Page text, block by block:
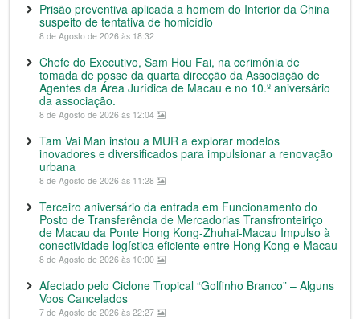
Prisão preventiva aplicada a homem do Interior da China
suspeito de tentativa de homicídio
8 de Agosto de 2026 às 18:32
Chefe do Executivo, Sam Hou Fai, na cerimónia de
tomada de posse da quarta direcção da Associação de
Agentes da Área Jurídica de Macau e no 10.º aniversário
da associação.
8 de Agosto de 2026 às 12:04
Tam Vai Man instou a MUR a explorar modelos
inovadores e diversificados para impulsionar a renovação
urbana
8 de Agosto de 2026 às 11:28
Terceiro aniversário da entrada em Funcionamento do
Posto de Transferência de Mercadorias Transfronteiriço
de Macau da Ponte Hong Kong-Zhuhai-Macau Impulso à
conectividade logística eficiente entre Hong Kong e Macau
8 de Agosto de 2026 às 10:00
Afectado pelo Ciclone Tropical “Golfinho Branco” – Alguns
Voos Cancelados
7 de Agosto de 2026 às 22:27